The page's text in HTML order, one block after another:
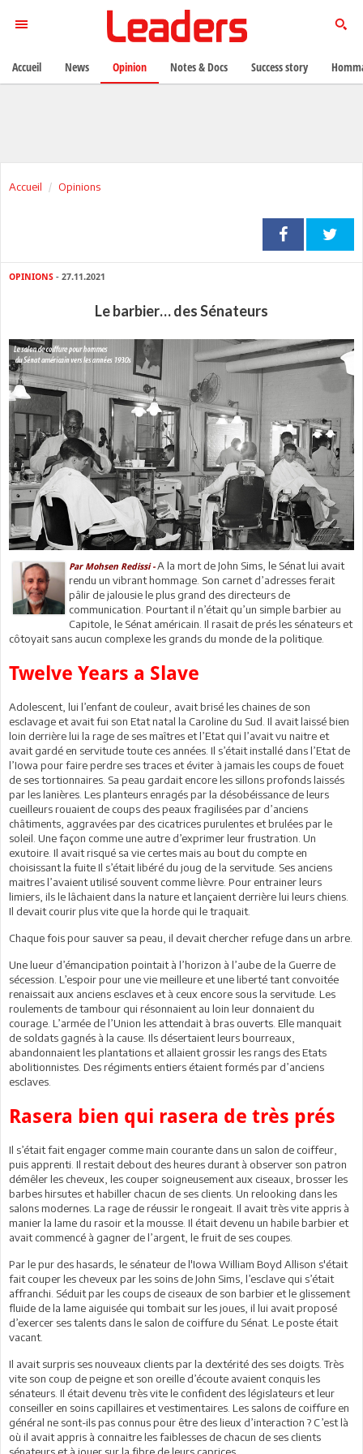
Accueil Opinions
OPINIONS - 27.11.2021
Le barbier… des Sénateurs
Par Mohsen Redissi -A la mort de John Sims, le Sénat lui avait
rendu un vibrant hommage. Son carnet d’adresses ferait
pâlir de jalousie le plus grand des directeurs de
communication. Pourtant il n’était qu’un simple barbier au
Capitole, le Sénat américain. Il rasait de prés les sénateurs et
côtoyait sans aucun complexe les grands du monde de la politique.
Twelve Years a Slave
Adolescent, lui l’enfant de couleur, avait brisé les chaines de son
esclavage et avait fui son Etat natal la Caroline du Sud. Il avait laissé bien
loin derrière lui la rage de ses maîtres et l’Etat qui l’avait vu naitre et
avait gardé en servitude toute ces années. Il s’était installé dans l’Etat de
l’Iowa pour faire perdre ses traces et éviter à jamais les coups de fouet
de ses tortionnaires. Sa peau gardait encore les sillons profonds laissés
par les lanières. Les planteurs enragés par la désobéissance de leurs
cueilleurs rouaient de coups des peaux fragilisées par d’anciens
châtiments, aggravées par des cicatrices purulentes et brulées par le
soleil. Une façon comme une autre d’exprimer leur frustration. Un
exutoire. Il avait risqué sa vie certes mais au bout du compte en
choisissant la fuite Il s’était libéré du joug de la servitude. Ses anciens
maitres l’avaient utilisé souvent comme lièvre. Pour entrainer leurs
limiers, ils le lâchaient dans la nature et lançaient derrière lui leurs chiens.
Il devait courir plus vite que la horde qui le traquait.
Chaque fois pour sauver sa peau, il devait chercher refuge dans un arbre.
Une lueur d’émancipation pointait à l’horizon à l’aube de la Guerre de
sécession. L’espoir pour une vie meilleure et une liberté tant convoitée
renaissait aux anciens esclaves et à ceux encore sous la servitude. Les
roulements de tambour qui résonnaient au loin leur donnaient du
courage. L’armée de l’Union les attendait à bras ouverts. Elle manquait
de soldats gagnés à la cause. Ils désertaient leurs bourreaux,
abandonnaient les plantations et allaient grossir les rangs des Etats
abolitionnistes. Des régiments entiers étaient formés par d’anciens
esclaves.
Rasera bien qui rasera de très prés
Il s’était fait engager comme main courante dans un salon de coiffeur,
puis apprenti. Il restait debout des heures durant à observer son patron
démêler les cheveux, les couper soigneusement aux ciseaux, brosser les
barbes hirsutes et habiller chacun de ses clients. Un relooking dans les
salons modernes. La rage de réussir le rongeait. Il avait très vite appris à
manier la lame du rasoir et la mousse. Il était devenu un habile barbier et
avait commencé à gagner de l’argent, le fruit de ses coupes.
Par le pur des hasards, le sénateur de l'Iowa William Boyd Allison s'était
fait couper les cheveux par les soins de John Sims, l’esclave qui s’était
affranchi. Séduit par les coups de ciseaux de son barbier et le glissement
fluide de la lame aiguisée qui tombait sur les joues, il lui avait proposé
d’exercer ses talents dans le salon de coiffure du Sénat. Le poste était
vacant.
Il avait surpris ses nouveaux clients par la dextérité des ses doigts. Très
vite son coup de peigne et son oreille d’écoute avaient conquis les
sénateurs. Il était devenu très vite le confident des législateurs et leur
conseiller en soins capillaires et vestimentaires. Les salons de coiffure en
général ne sont-ils pas connus pour être des lieux d’interaction ? C’est là
où il avait appris à connaitre les faiblesses de chacun de ses clients
Accueil News Opinion Notes & Docs Success story